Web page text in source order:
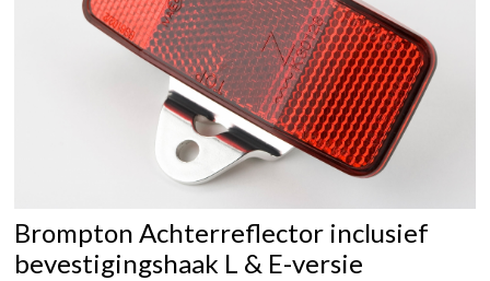
Brompton Achterreflector inclusief
bevestigingshaak L & E-versie